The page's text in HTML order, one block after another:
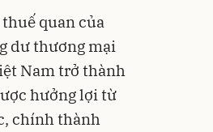
quan của
dư thương mại
Nam trở thành
hưởng lợi từ
chính thành